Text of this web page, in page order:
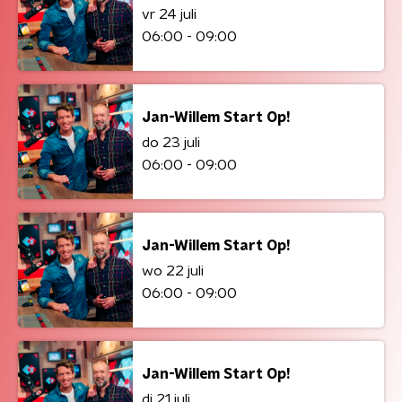
vr 24 juli
06:00 - 09:00
Jan-Willem Start Op!
do 23 juli
06:00 - 09:00
Jan-Willem Start Op!
wo 22 juli
06:00 - 09:00
Jan-Willem Start Op!
di 21 juli